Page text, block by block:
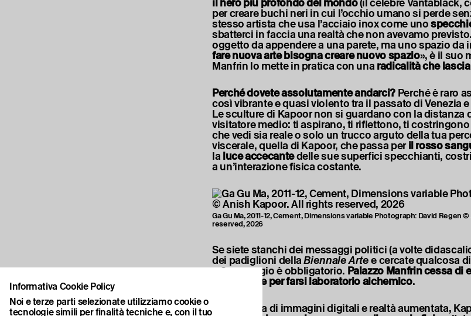
Informativa Cookie Policy
Noi e terze parti selezionate utilizziamo cookie o
tecnologie simili per finalità tecniche e, con il tuo
per creare buchi neri in cui l’occhio umano si perde
stesso artista che usa l’acciaio inox come uno
sbatterci in faccia una realtà che non avevamo
oggetto da appendere a una parete, ma uno spazio da
fare nuova arte bisogna creare nuovo spazio», è il suo
Manfrin lo mette in pratica con una radicalità che
Perché dovete assolutamente andarci? Perché è raro
così vibrante e quasi violento tra il passato di Venezia
Le sculture di Kapoor non si guardano con la distanza
visitatore medio: ti aspirano, ti riflettono, ti
che vedi sia reale o solo un trucco arguto della tua
viscerale, quella di Kapoor, che passa peril rosso
la luce accecantedelle sue superfici specchianti,
a un’interazione fisica costante.
Ga Gu Ma, 2011-12, Cement, Dimensions variable Photograph: David Regen
reserved, 2026
Se siete stanchi dei messaggi politici (a volte
dei padiglioni dellaBiennale Artee cercate qualcosa
a Cannaregio è obbligatorio. Palazzo Manfrin cessa di
contenitore per farsi laboratorio alchemico.
In un'epoca di immagini digitali e realtà aumentata,